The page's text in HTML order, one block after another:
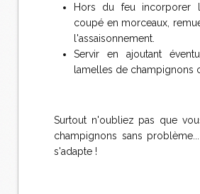
Hors du feu incorporer
coupé en morceaux,
l'assaisonnement.
Servir en ajoutant
lamelles de champignons
Surtout n'oubliez pas que
champignons sans
s'adapte !